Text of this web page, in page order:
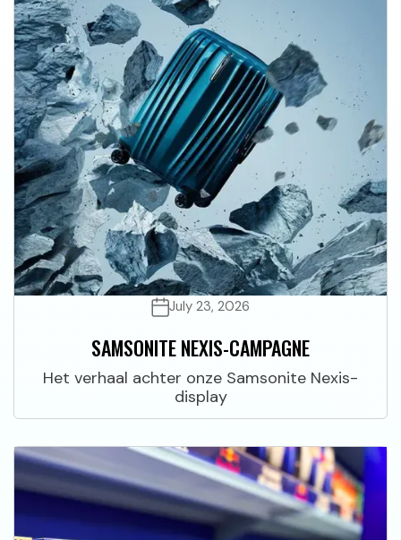
July 23, 2026
SAMSONITE NEXIS-CAMPAGNE
Het verhaal achter onze Samsonite Nexis-
display